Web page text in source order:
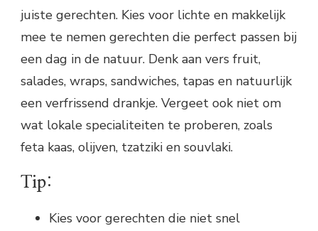
juiste gerechten. Kies voor lichte en makkelijk
mee te nemen gerechten die perfect passen bij
een dag in de natuur. Denk aan vers fruit,
salades, wraps, sandwiches, tapas en natuurlijk
een verfrissend drankje. Vergeet ook niet om
wat lokale specialiteiten te proberen, zoals
feta kaas, olijven, tzatziki en souvlaki.
Tip:
Kies voor gerechten die niet snel